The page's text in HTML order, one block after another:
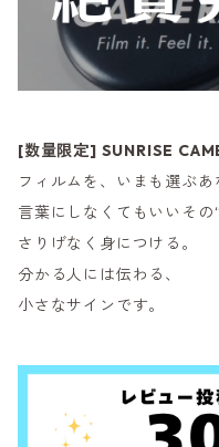
[数量限定] SUNRISE
フィルムを、いまも選ぶあ
言葉にしなくてもいいその“
さりげなく身につける。
分かる人には伝わる、
小さなサインです。